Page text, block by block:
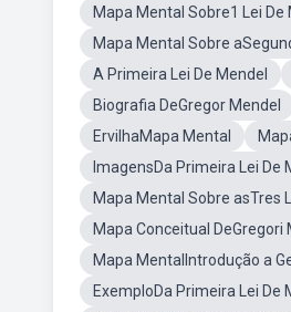
Mapa Mental Sobre1 Lei De
Mapa Mental Sobre
A Primeira Lei De Mendel
Biografia DeGregor Mendel
ErvilhaMapa Mental
ImagensDa Primeira Lei De
Mapa Mental Sobre asTres
Mapa Conceitual DeGregori
Mapa MentalIntrodução a
ExemploDa Primeira Lei De